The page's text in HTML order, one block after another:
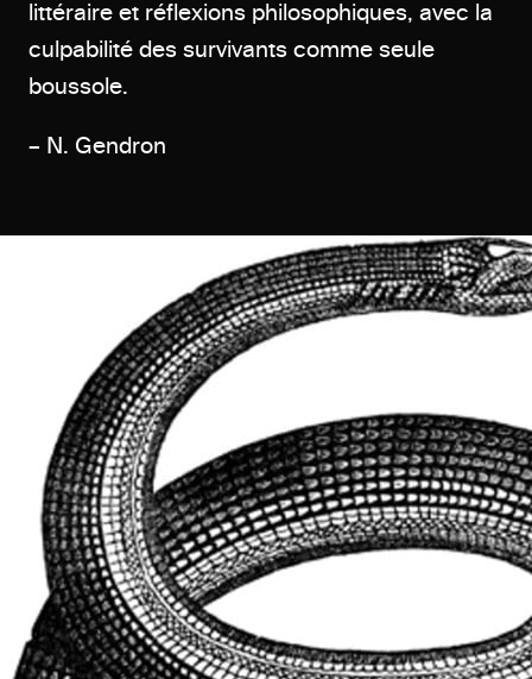
littéraire et réflexions philosophiques, avec la
culpabilité des survivants comme seule
boussole.
– N. Gendron